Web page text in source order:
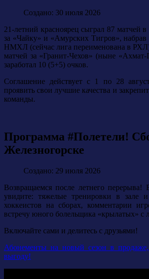
Создано: 30 июля 2026
21-летний красноярец сыграл 87 матчей
за «Чайку» и «Амурских Тигров»,
НМХЛ (сейчас лига переименована в
матчей за «Гранит-Чехов» (ныне «Ахмат-
заработал 10 (5+5) очков.
Соглашение действует с 1 по 28
проявить свои лучшие качества и
команды.
Программа #Полетели!
Железногорске
Создано: 29 июля 2026
Возвращаемся после летнего
увидите: тяжелые тренировки в зале
хоккеистов на сборах, комментарии
встречу юного болельщика «крылатых»
Включайте сами и делитесь с друзьями!
Абонементы на новый сезон в
выгоду!